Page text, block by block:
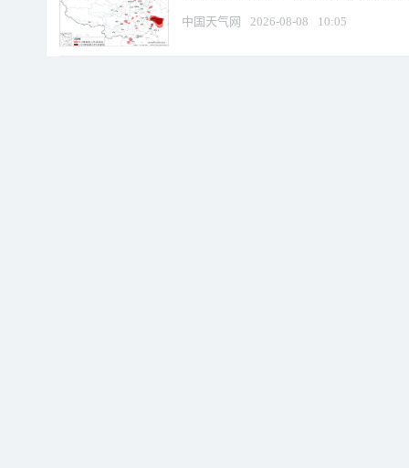
中国天气网 2026-08-08 10:05